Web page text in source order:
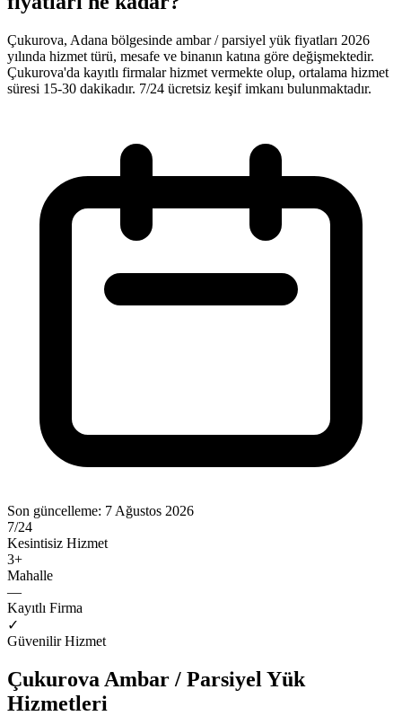
Çukurova, Adana bölgesinde ambar / parsiyel yük fiyatları 2026
yılında hizmet türü, mesafe ve binanın katına göre değişmektedir.
Çukurova'da kayıtlı firmalar hizmet vermekte olup, ortalama hizmet
süresi 15-30 dakikadır. 7/24 ücretsiz keşif imkanı bulunmaktadır.
Son güncelleme: 7 Ağustos 2026
7/24
Kesintisiz Hizmet
3+
Mahalle
—
Kayıtlı Firma
✓
Güvenilir Hizmet
Çukurova Ambar / Parsiyel Yük
Hizmetleri